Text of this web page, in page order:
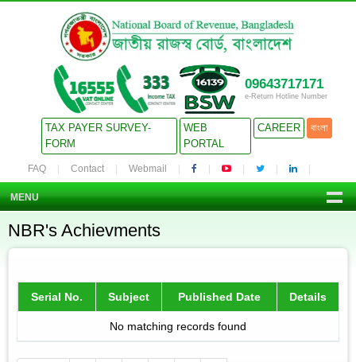
09643717171
e-Return Hotline Number
TAX PAYER SURVEY-
FORM
WEB
PORTAL
CAREER বাংলা
FAQ Contact Webmail
MENU
NBR's Achievments
Serial No. Subject Published Date Details
No matching records found